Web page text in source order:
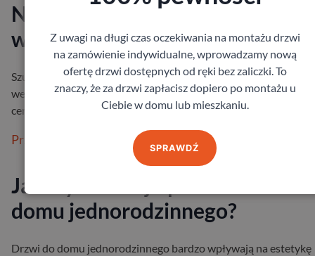
Najnowsze trendy i jakość
wyznaczane przez drzwi Porta
Szukając drzwi do swojego domu – zarówno wejściowych, jak i
wewnętrznych, warto postawić na egzemplarze od znanych i
cenionych producen…
Przeczytaj więcej
Jak wybrać najlepsze drzwi do
domu jednorodzinnego?
Drzwi do domu jednorodzinnego bardzo wpływają na estetykę
Z uwagi na długi czas oczekiwania na montażu drzwi
na zamówienie indywidualne, wprowadzamy nową
ofertę drzwi dostępnych od ręki bez zaliczki. To
znaczy, że za drzwi zapłacisz dopiero po montażu u
Ciebie w domu lub mieszkaniu.
SPRAWDŹ